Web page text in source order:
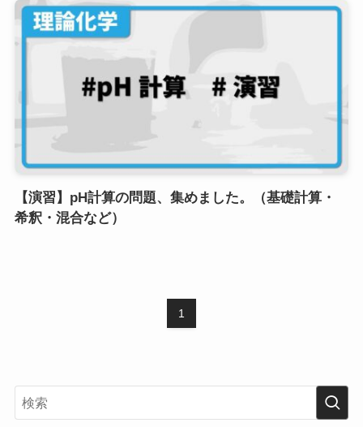
【演習】pH計算の問題、集めました。（基礎計算・
希釈・混合など）
1